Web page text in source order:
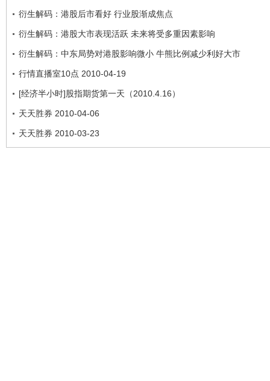
衍生解码：港股后市看好 行业股渐成焦点
衍生解码：港股大市表现活跃 未来将受多重因素影响
衍生解码：中东局势对港股影响微小 牛熊比例减少利好大市
行情直播室10点 2010-04-19
[经济半小时]股指期货第一天（2010.4.16）
天天胜券 2010-04-06
天天胜券 2010-03-23